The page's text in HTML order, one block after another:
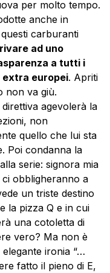
per molto tempo.
anche in
carburanti
ad uno
a tutti i
extra europei. Apriti
non va giù.
agevolerà la
non
quello che lui sta
Poi condanna la
serie: signora mia
obbligheranno a
un triste destino
la pizza Q e in cui
una cotoletta di
vero? Ma non è
ironia “…
fatto il pieno di E,